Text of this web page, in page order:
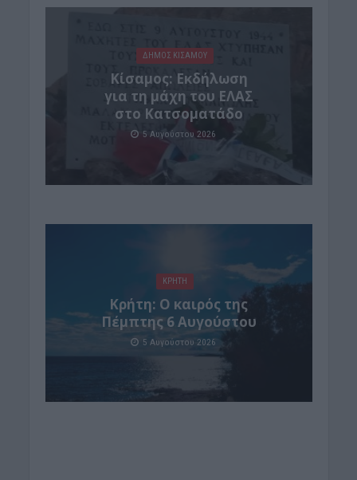
ΔΉΜΟΣ ΚΙΣΆΜΟΥ
Κίσαμος: Εκδήλωση
για τη μάχη του ΕΛΑΣ
στο Κατσοματάδο
5 Αυγούστου 2026
ΚΡΗΤΗ
Κρήτη: Ο καιρός της
Πέμπτης 6 Αυγούστου
5 Αυγούστου 2026